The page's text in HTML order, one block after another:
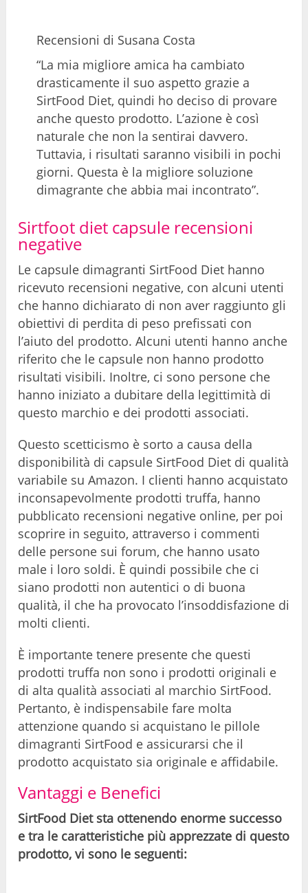
Recensioni di Susana Costa
“La mia migliore amica ha cambiato
drasticamente il suo aspetto grazie a
SirtFood Diet, quindi ho deciso di provare
anche questo prodotto. L’azione è così
naturale che non la sentirai davvero.
Tuttavia, i risultati saranno visibili in pochi
giorni. Questa è la migliore soluzione
dimagrante che abbia mai incontrato”.
Sirtfoot diet capsule recensioni
negative
Le capsule dimagranti SirtFood Diet hanno
ricevuto recensioni negative, con alcuni utenti
che hanno dichiarato di non aver raggiunto gli
obiettivi di perdita di peso prefissati con
l’aiuto del prodotto. Alcuni utenti hanno anche
riferito che le capsule non hanno prodotto
risultati visibili. Inoltre, ci sono persone che
hanno iniziato a dubitare della legittimità di
questo marchio e dei prodotti associati.
Questo scetticismo è sorto a causa della
disponibilità di capsule SirtFood Diet di qualità
variabile su Amazon. I clienti hanno acquistato
inconsapevolmente prodotti truffa, hanno
pubblicato recensioni negative online, per poi
scoprire in seguito, attraverso i commenti
delle persone sui forum, che hanno usato
male i loro soldi. È quindi possibile che ci
siano prodotti non autentici o di buona
qualità, il che ha provocato l’insoddisfazione di
molti clienti.
È importante tenere presente che questi
prodotti truffa non sono i prodotti originali e
di alta qualità associati al marchio SirtFood.
Pertanto, è indispensabile fare molta
attenzione quando si acquistano le pillole
dimagranti SirtFood e assicurarsi che il
prodotto acquistato sia originale e affidabile.
Vantaggi e Benefici
SirtFood Diet sta ottenendo enorme successo
e tra le caratteristiche più apprezzate di questo
prodotto, vi sono le seguenti: